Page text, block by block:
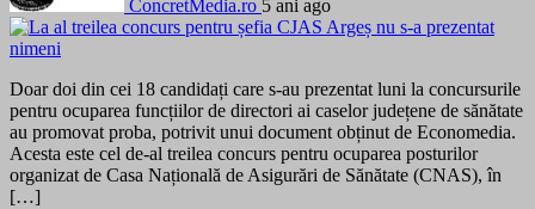
ConcretMedia.ro 5 ani ago
Doar doi din cei 18 candidați care s-au prezentat luni la concursurile
pentru ocuparea funcțiilor de directori ai caselor județene de sănătate
au promovat proba, potrivit unui document obținut de Economedia.
Acesta este cel de-al treilea concurs pentru ocuparea posturilor
organizat de Casa Națională de Asigurări de Sănătate (CNAS), în
[…]